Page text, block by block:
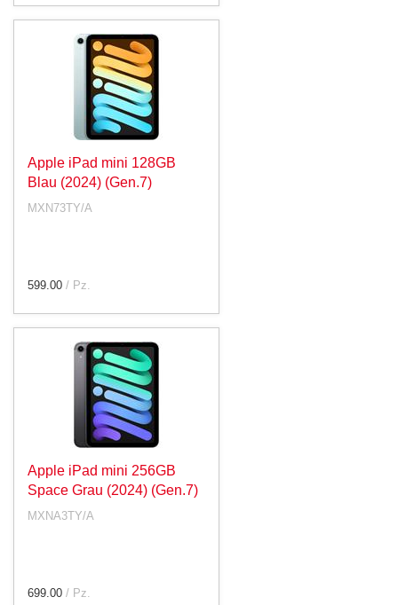
Apple iPad mini 128GB
Blau (2024) (Gen.7)
MXN73TY/A
599.00 / Pz.
Apple iPad mini 256GB
Space Grau (2024) (Gen.7)
MXNA3TY/A
699.00 / Pz.